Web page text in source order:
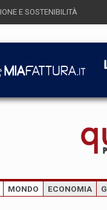
E SOSTENIBILITÀ
MONDO ECONOMIA